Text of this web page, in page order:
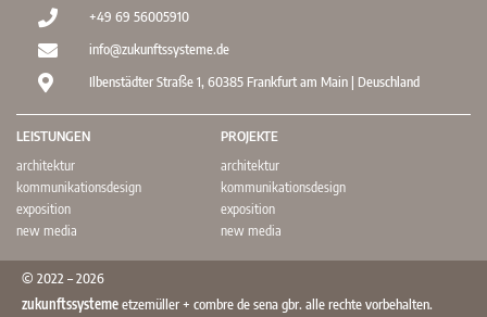
+49 69 56005910
info@zukunftssysteme.de
Ilbenstädter Straße 1, 60385 Frankfurt am Main | Deuschland
LEISTUNGEN
architektur
kommunikationsdesign
exposition
new media
PROJEKTE
architektur
kommunikationsdesign
exposition
new media
© 2022 – 2026
zukunftssystemeetzemüller + combre de sena gbr. alle rechte vorbehalten.